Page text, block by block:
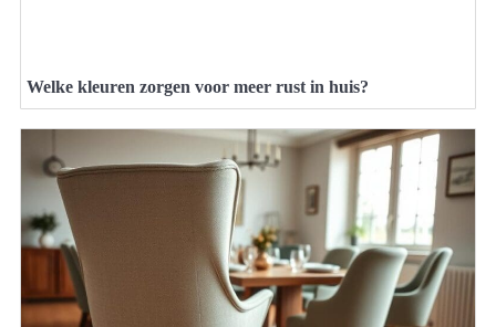
Welke kleuren zorgen voor meer rust in huis?